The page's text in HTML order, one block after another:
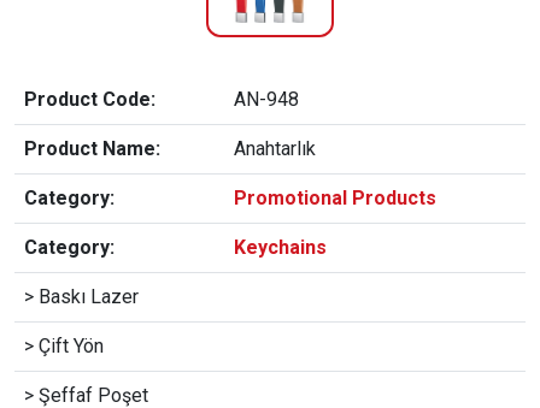
Product Code: AN-948
Product Name: Anahtarlık
Category: Promotional Products
Category: Keychains
> Baskı Lazer
> Çift Yön
> Şeffaf Poşet